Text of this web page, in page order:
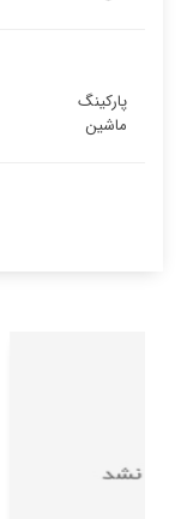
پارکینگ
ماشین